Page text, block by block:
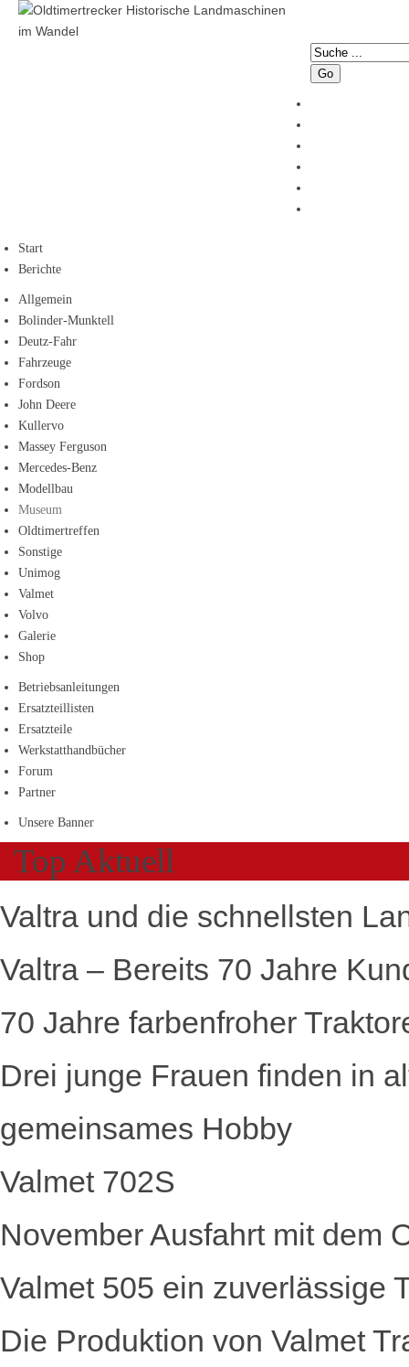
Go
Start
Berichte
Allgemein
Bolinder-Munktell
Deutz-Fahr
Fahrzeuge
Fordson
John Deere
Kullervo
Massey Ferguson
Mercedes-Benz
Modellbau
Museum
Oldtimertreffen
Sonstige
Unimog
Valmet
Volvo
Galerie
Shop
Betriebsanleitungen
Ersatzteillisten
Ersatzteile
Werkstatthandbücher
Forum
Partner
Unsere Banner
Top Aktuell
Valtra und die schnellsten
Valtra – Bereits 70 Jahre
70 Jahre farbenfroher
Drei junge Frauen finden in
gemeinsames Hobby
Valmet 702S
November Ausfahrt mit dem
Valmet 505 ein zuverlässige
Die Produktion von Valmet